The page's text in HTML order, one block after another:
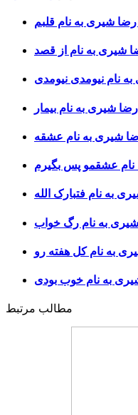
رضا شیری به نام قلبم
شیری به نام از قصد
نام نیومدی نیومدی
رضا شیری به نام بیمار
شیری به نام عشقه
نام عشقمو پس بگیرم
به نام فتبارک الله
شیری به نام رگ خواب
به نام کل هفته رو
به نام خوب بودی
مطالب مرتبط